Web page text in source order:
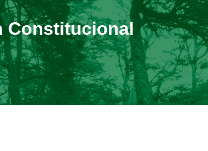
Constitucional